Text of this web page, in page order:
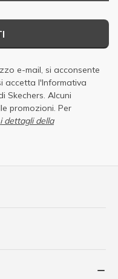
e-mail, si acconsente
accetta l'Informativa
Skechers. Alcuni
promozioni. Per
i dettagli della